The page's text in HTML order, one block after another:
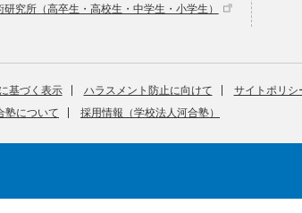
研究所（高卒生・高校生・中学生・小学生）
基づく表示 ハラスメント防止に向けて
サイトポリシ
塾について
採用情報（学校法人河合塾）